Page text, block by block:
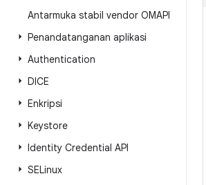
Antarmuka stabil vendor OMAPI
Penandatanganan aplikasi
Authentication
DICE
Enkripsi
Keystore
Identity Credential API
SELinux